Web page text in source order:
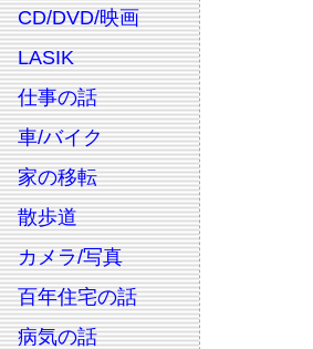
CD/DVD/映画
LASIK
仕事の話
車/バイク
家の移転
散歩道
カメラ/写真
百年住宅の話
病気の話